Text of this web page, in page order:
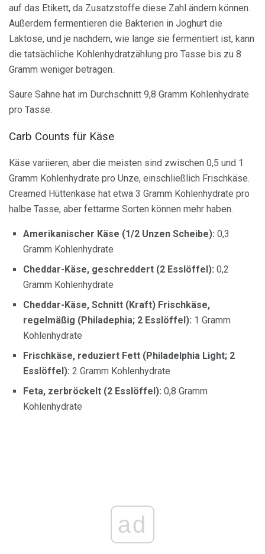
auf das Etikett, da Zusatzstoffe diese Zahl ändern können.
Außerdem fermentieren die Bakterien in Joghurt die
Laktose, und je nachdem, wie lange sie fermentiert ist, kann
die tatsächliche Kohlenhydratzählung pro Tasse bis zu 8
Gramm weniger betragen.
Saure Sahne hat im Durchschnitt 9,8 Gramm Kohlenhydrate
pro Tasse.
Carb Counts für Käse
Käse variieren, aber die meisten sind zwischen 0,5 und 1
Gramm Kohlenhydrate pro Unze, einschließlich Frischkäse.
Creamed Hüttenkäse hat etwa 3 Gramm Kohlenhydrate pro
halbe Tasse, aber fettarme Sorten können mehr haben.
Amerikanischer Käse (1/2 Unzen Scheibe): 0,3
Gramm Kohlenhydrate
Cheddar-Käse, geschreddert (2 Esslöffel): 0,2
Gramm Kohlenhydrate
Cheddar-Käse, Schnitt (Kraft) Frischkäse,
regelmäßig (Philadephia; 2 Esslöffel): 1 Gramm
Kohlenhydrate
Frischkäse, reduziert Fett (Philadelphia Light; 2
Esslöffel): 2 Gramm Kohlenhydrate
Feta, zerbröckelt (2 Esslöffel): 0,8 Gramm
Kohlenhydrate
ad